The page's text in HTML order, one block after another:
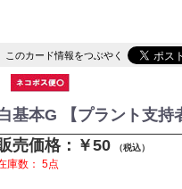
このカード情報をつぶやく
基本G 【プラント支持
売価格：￥50
（税込）
庫数： 5点